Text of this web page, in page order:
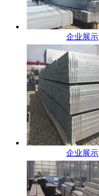
企业展示
企业展示